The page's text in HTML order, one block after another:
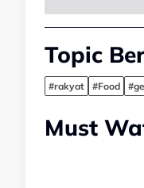
Topic
#rakyat #Food
Must